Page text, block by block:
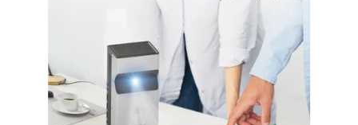
SOLICITAR
UNA CITA